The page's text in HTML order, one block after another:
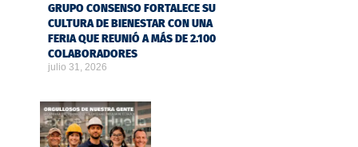
GRUPO CONSENSO FORTALECE SU
CULTURA DE BIENESTAR CON UNA
FERIA QUE REUNIÓ A MÁS DE 2.100
COLABORADORES
julio 31, 2026